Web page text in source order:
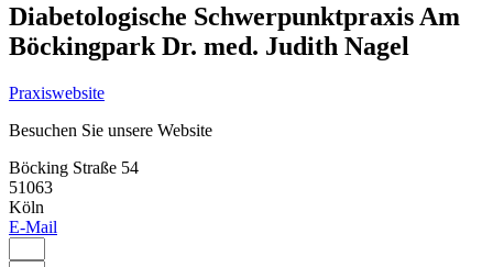
Diabetologische Schwerpunktpraxis Am
Böckingpark Dr. med. Judith Nagel
Praxiswebsite
Besuchen Sie unsere Website
Böcking Straße 54
51063
Köln
E-Mail